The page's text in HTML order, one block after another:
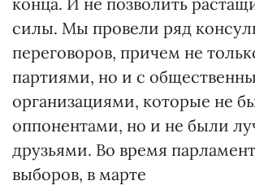
силы. Мы провели ряд
переговоров, причем не
партиями, но и с
организациями, которые не
оппонентами, но и не были
друзьями. Во время
выборов, в марте